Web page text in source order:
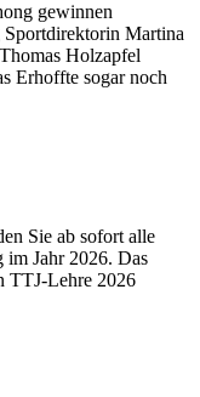
gewinnen
Martina
Holzapfel
Erhoffte sogar noch
Sie ab sofort alle
im Jahr 2026. Das
TTJ-Lehre 2026